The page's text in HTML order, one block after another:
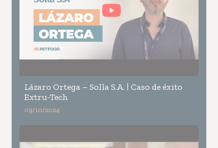
Lázaro Ortega – Solla S.A. | Caso de éxito
Extru-Tech
09/10/2024